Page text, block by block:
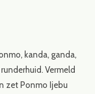
kanda, ganda,
Vermeld
zet Ponmo Ijebu